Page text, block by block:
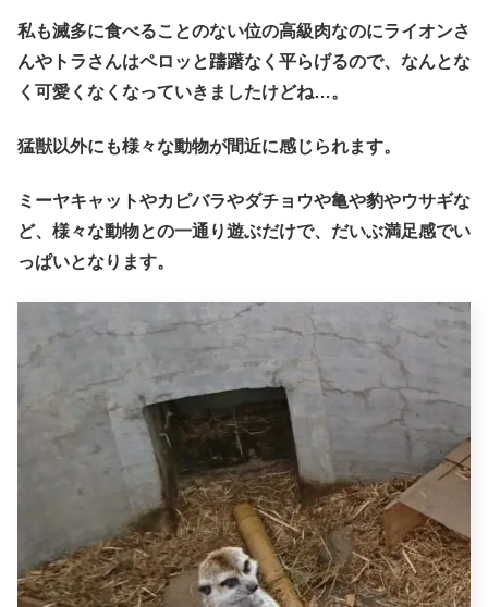
私も滅多に食べることのない位の高級肉なのにライオンさ
んやトラさんはペロッと躊躇なく平らげるので、なんとな
く可愛くなくなっていきましたけどね…。
猛獣以外にも様々な動物が間近に感じられます。
ミーヤキャットやカピバラやダチョウや亀や豹やウサギな
ど、様々な動物との一通り遊ぶだけで、だいぶ満足感でい
っぱいとなります。